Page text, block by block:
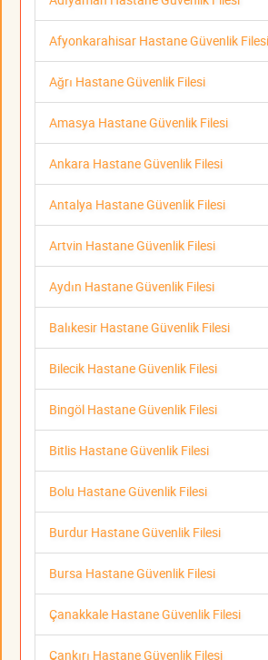
Afyonkarahisar Hastane Güvenlik Filesi
Ağrı Hastane Güvenlik Filesi
Amasya Hastane Güvenlik Filesi
Ankara Hastane Güvenlik Filesi
Antalya Hastane Güvenlik Filesi
Artvin Hastane Güvenlik Filesi
Aydın Hastane Güvenlik Filesi
Balıkesir Hastane Güvenlik Filesi
Bilecik Hastane Güvenlik Filesi
Bingöl Hastane Güvenlik Filesi
Bitlis Hastane Güvenlik Filesi
Bolu Hastane Güvenlik Filesi
Burdur Hastane Güvenlik Filesi
Bursa Hastane Güvenlik Filesi
Çanakkale Hastane Güvenlik Filesi
Çankırı Hastane Güvenlik Filesi